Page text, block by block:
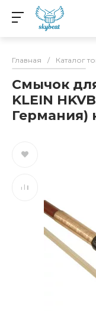
Главная / Каталог
Смычок
KLEIN
Германия)